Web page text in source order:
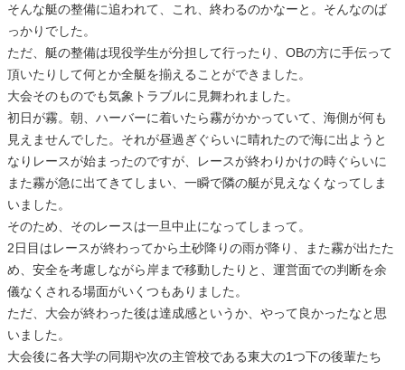
そんな艇の整備に追われて、これ、終わるのかなーと。そんなのば
っかりでした。
ただ、艇の整備は現役学生が分担して行ったり、OBの方に手伝って
頂いたりして何とか全艇を揃えることができました。
大会そのものでも気象トラブルに見舞われました。
初日が霧。朝、ハーバーに着いたら霧がかかっていて、海側が何も
見えませんでした。それが昼過ぎぐらいに晴れたので海に出ようと
なりレースが始まったのですが、レースが終わりかけの時ぐらいに
また霧が急に出てきてしまい、一瞬で隣の艇が見えなくなってしま
いました。
そのため、そのレースは一旦中止になってしまって。
2日目はレースが終わってから土砂降りの雨が降り、また霧が出たた
め、安全を考慮しながら岸まで移動したりと、運営面での判断を余
儀なくされる場面がいくつもありました。
ただ、大会が終わった後は達成感というか、やって良かったなと思
いました。
大会後に各大学の同期や次の主管校である東大の1つ下の後輩たち